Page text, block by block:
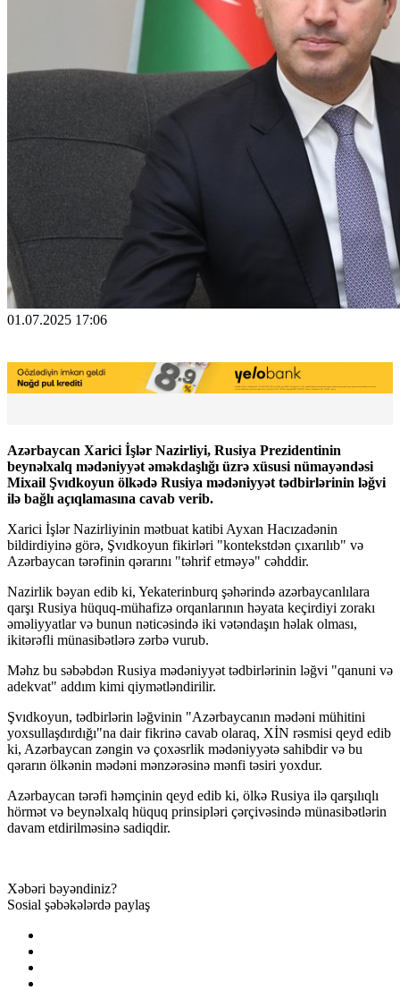
01.07.2025 17:06
Azərbaycan Xarici İşlər Nazirliyi, Rusiya Prezidentinin
beynəlxalq mədəniyyət əməkdaşlığı üzrə xüsusi nümayəndəsi
Mixail Şvıdkoyun ölkədə Rusiya mədəniyyət tədbirlərinin ləğvi
ilə bağlı açıqlamasına cavab verib.
Xarici İşlər Nazirliyinin mətbuat katibi Ayxan Hacızadənin
bildirdiyinə görə, Şvıdkoyun fikirləri "kontekstdən çıxarılıb" və
Azərbaycan tərəfinin qərarını "təhrif etməyə" cəhddir.
Nazirlik bəyan edib ki, Yekaterinburq şəhərində azərbaycanlılara
qarşı Rusiya hüquq-mühafizə orqanlarının həyata keçirdiyi zorakı
əməliyyatlar və bunun nəticəsində iki vətəndaşın həlak olması,
ikitərəfli münasibətlərə zərbə vurub.
Məhz bu səbəbdən Rusiya mədəniyyət tədbirlərinin ləğvi "qanuni və
adekvat" addım kimi qiymətləndirilir.
Şvıdkoyun, tədbirlərin ləğvinin "Azərbaycanın mədəni mühitini
yoxsullaşdırdığı"na dair fikrinə cavab olaraq, XİN rəsmisi qeyd edib
ki, Azərbaycan zəngin və çoxəsrlik mədəniyyətə sahibdir və bu
qərarın ölkənin mədəni mənzərəsinə mənfi təsiri yoxdur.
Azərbaycan tərəfi həmçinin qeyd edib ki, ölkə Rusiya ilə qarşılıqlı
hörmət və beynəlxalq hüquq prinsipləri çərçivəsində münasibətlərin
davam etdirilməsinə sadiqdir.
Xəbəri bəyəndiniz?
Sosial şəbəkələrdə paylaş